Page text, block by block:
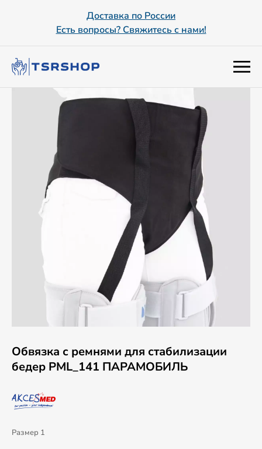
Доставка по России
Есть вопросы? Свяжитесь с нами!
Обвязка с ремнями для стабилизации
бедер PML_141 ПАРАМОБИЛЬ
Размер 1